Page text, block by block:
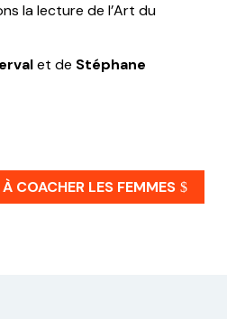
la lecture de l’Art du
et de Stéphane
COACHER LES FEMMES